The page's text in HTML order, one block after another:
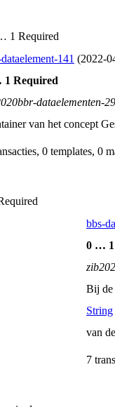
1 Required
141
Required
dataelementen-
van het concept
0 templates, 0
bbs-
0 … 1
Bij de
String
van
7